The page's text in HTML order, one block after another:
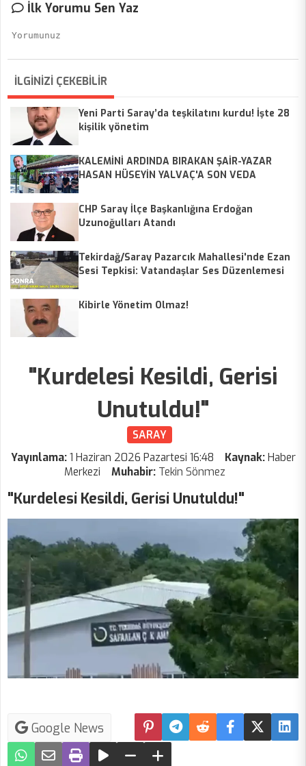
İlk Yorumu Sen Yaz
İLGİNİZİ ÇEKEBİLİR
Yeni Parti Saray’da teşkilatını kurdu! İşte 28
kişilik yönetim
KALEMİNİ ARDINDA BIRAKAN ŞAİR-YAZAR
HASAN HÜSEYİN YALVAÇ'A SON VEDA
CHP Saray İlçe Başkanlığına Erdoğan
Uzunoğulları Atandı
Tekirdağ/Saray Pazarcık Mahallesi'nde Ezan
Sesi Tepkisi: Vatandaşlar Ses Düzenlemesi
Kibirle Yönetim Olmaz!
"Kurdelesi Kesildi, Gerisi
Unutuldu!"
SARAY
Yayınlama:1 Haziran 2026 Pazartesi 16:48 Kaynak: Haber
Merkezi
Muhabir: Tekin Sönmez
"Kurdelesi Kesildi, Gerisi Unutuldu!"
Google News